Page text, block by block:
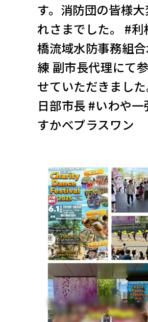
す。消防団の皆様
れさまでした。 #利
橋流域水防事務組
練 副市長代理にて
せていただきまし
日部市長 #いわや一
すかべプラスワン